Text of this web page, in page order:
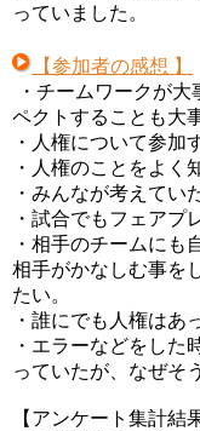
っていました。
【参加者の感想 】
・チームワークが
ペクトすることも大
・人権について参加
・人権のことをよく
・みんなが考えてい
・試合でもフェアプ
・相手のチームにも
相手がかなしむ事を
たい。
・誰にでも人権はあ
・エラーなどをした
っていたが、なぜそ
【アンケート集計結